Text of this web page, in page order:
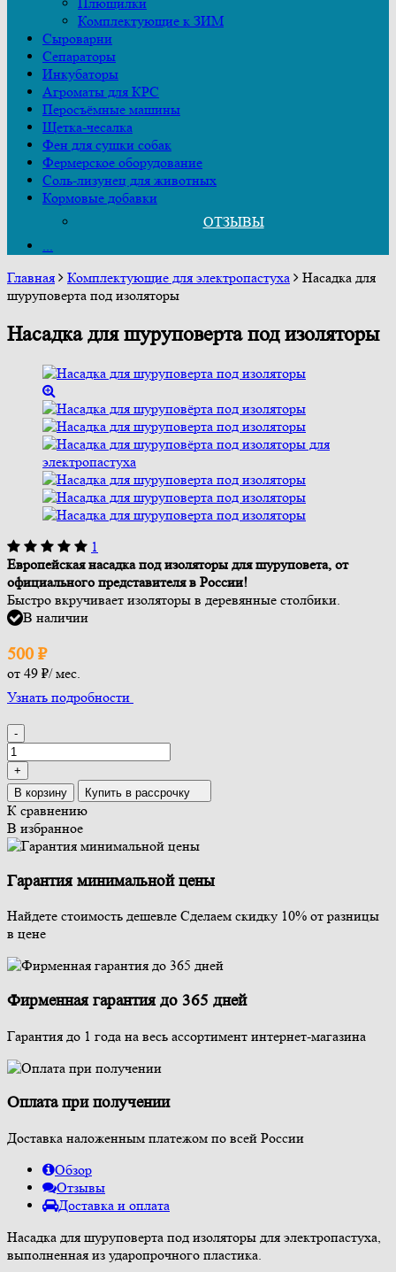
Комплектующие к ЗИМ
Сыроварни
Сепараторы
Инкубаторы
Агроматы для КРС
Перосъёмные машины
Щетка-чесалка
Фен для сушки собак
Фермерское оборудование
Соль-лизунец для животных
Кормовые добавки
ОТЗЫВЫ
...
Главная
Комплектующие для электропастуха
Насадка для
шуруповерта под изоляторы
Насадка для шуруповерта под изоляторы
1
Европейская насадка под изоляторы для шуруповета, от
официального представителя в России!
Быстро вкручивает изоляторы в деревянные столбики.
В наличии
500 ₽
от 49 ₽/ мес.
Узнать подробности
-
+
В корзину
Купить в рассрочку
К сравнению
В избранное
Гарантия минимальной цены
Найдете стоимость дешевле Сделаем скидку 10% от разницы
в цене
Фирменная гарантия до 365 дней
Гарантия до 1 года на весь ассортимент интернет-магазина
Оплата при получении
Доставка наложенным платежом по всей России
Обзор
Отзывы
Доставка и оплата
Насадка для шуруповерта под изоляторы для электропастуха,
выполненная из ударопрочного пластика.